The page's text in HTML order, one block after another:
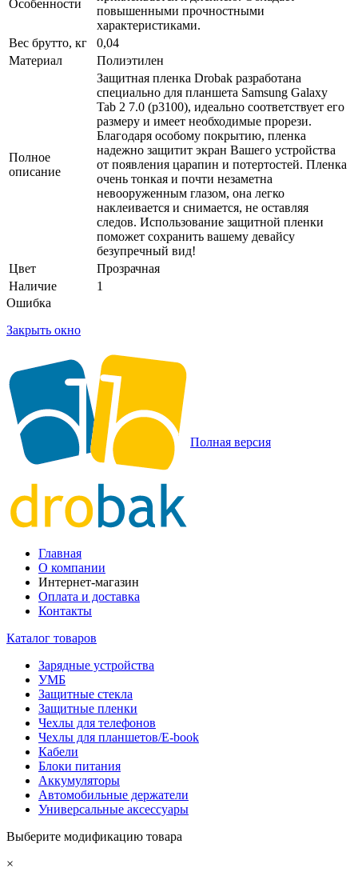
Особенности
повышенными прочностными
характеристиками.
Вес брутто, кг
0,04
Материал
Полиэтилен
Полное
описание
Защитная пленка Drobak разработана
специально для планшета Samsung Galaxy
Tab 2 7.0 (p3100), идеально соответствует его
размеру и имеет необходимые прорези.
Благодаря особому покрытию, пленка
надежно защитит экран Вашего устройства
от появления царапин и потертостей. Пленка
очень тонкая и почти незаметна
невооруженным глазом, она легко
наклеивается и снимается, не оставляя
следов. Использование защитной пленки
поможет сохранить вашему девайсу
безупречный вид!
Цвет
Прозрачная
Наличие
1
Ошибка
Закрыть окно
Полная версия
Главная
О компании
Интернет-магазин
Оплата и доставка
Контакты
Каталог товаров
Зарядные устройства
УМБ
Защитные стекла
Защитные пленки
Чехлы для телефонов
Чехлы для планшетов/E-book
Кабели
Блоки питания
Аккумуляторы
Автомобильные держатели
Универсальные аксессуары
Выберите модификацию товара
×